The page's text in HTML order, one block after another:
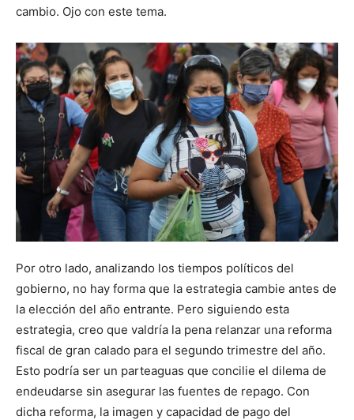
cambio. Ojo con este tema.
Por otro lado, analizando los tiempos políticos del
gobierno, no hay forma que la estrategia cambie antes de
la elección del año entrante. Pero siguiendo esta
estrategia, creo que valdría la pena relanzar una reforma
fiscal de gran calado para el segundo trimestre del año.
Esto podría ser un parteaguas que concilie el dilema de
endeudarse sin asegurar las fuentes de repago. Con
dicha reforma, la imagen y capacidad de pago del